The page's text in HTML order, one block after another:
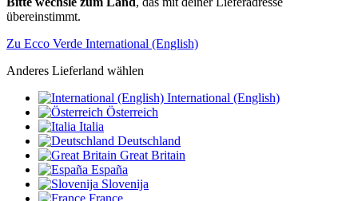
übereinstimmt.
Zu Ecco Verde International (English)
Anderes Lieferland wählen
International (English)
Österreich
Italia
Deutschland
Great Britain
España
Slovenija
France